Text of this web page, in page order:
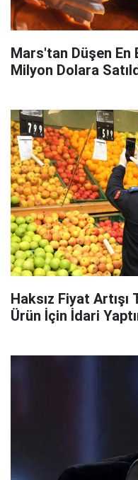
Mars'tan Düşen En
Milyon Dolara
Haksız Fiyat
Ürün İçin İdari